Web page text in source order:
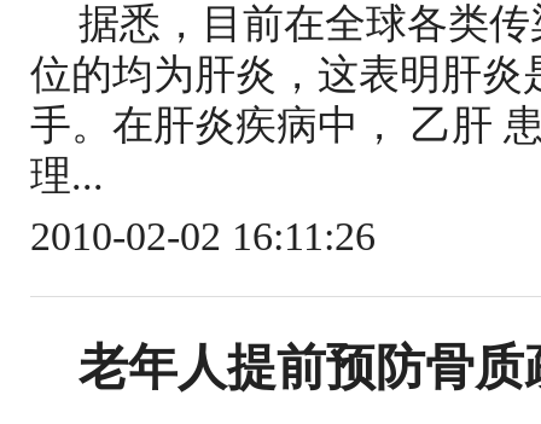
据悉，目前在全球各类
位的均为肝炎，这表明肝
手。在肝炎疾病中， 乙肝
理...
2010-02-02 16:11:26
老年人提前预防骨